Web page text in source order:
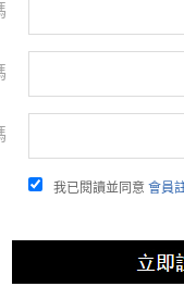
我已閱讀並同意 會員